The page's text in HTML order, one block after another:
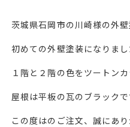
茨城県石岡市の川崎様の外
初めての外壁塗装になりま
１階と２階の色をツートン
屋根は平板の瓦のブラック
この度はのご注文、誠にあ